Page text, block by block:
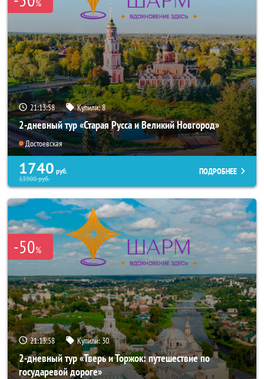
%
21:13:57 Купили:8
2-дневный тур «Старая Русса и Великий Новгород»
Достоевская
1740 руб.
13900руб.
ПОДРОБНЕЕ
-50%
21:13:57 Купили:30
2-дневный тур «Тверь и Торжок: путешествие по
государевой дороге»